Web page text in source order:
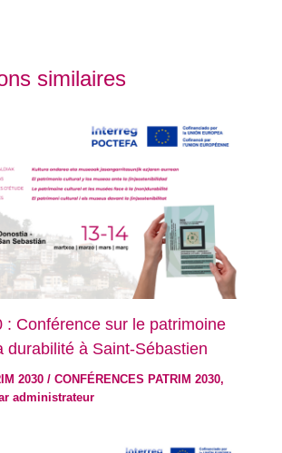
similaires
: Conférence sur le patrimoine
durabilité à Saint-Sébastien
2030 / CONFÉRENCES PATRIM 2030,
administrateur